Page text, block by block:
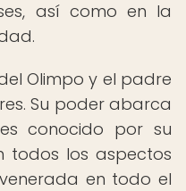
así como en la
Olimpo y el padre
Su poder abarca
conocido por su
todos los aspectos
en todo el